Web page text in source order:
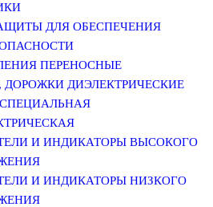
ДЛЯ ОБЕСПЕЧЕНИЯ
ПЕРЕНОСНЫЕ
ДОРОЖКИ ДИЭЛЕКТРИЧЕСКИЕ
И ИНДИКАТОРЫ ВЫСОКОГО
И ИНДИКАТОРЫ НИЗКОГО